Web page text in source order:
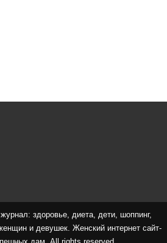
здоровье, диета, дети, шоппинг,
и девушек. Женский интернет сайт-